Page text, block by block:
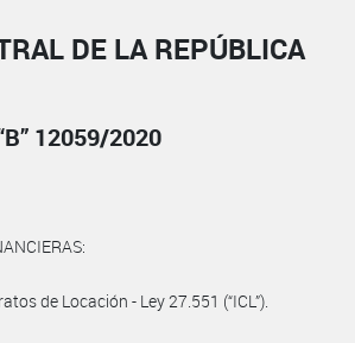
DE LA REPÚBLICA
12059/2020
de Locación - Ley 27.551 (“ICL”).